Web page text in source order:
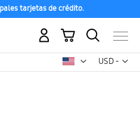
tarjetas de crédito.
USD -
dólar
Mi carrito